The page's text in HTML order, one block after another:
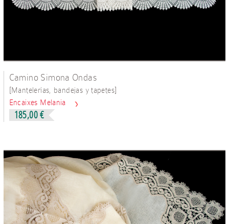
Camino Simona Ondas
[Mantelerías, bandejas y tapetes]
Encaixes Melania
185,00 €